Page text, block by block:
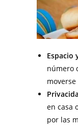
Espacio
número
en casa
por las